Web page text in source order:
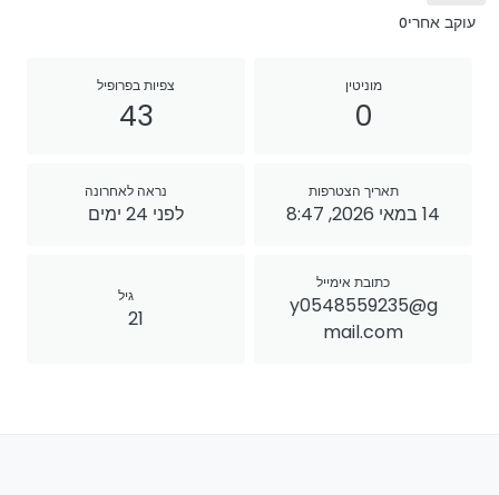
עוקב אחרי0
מוניטין
0
צפיות בפרופיל
43
תאריך הצטרפות
14 במאי 2026, 8:47
נראה לאחרונה
לפני 24 ימים
כתובת אימייל
y0548559235@g
mail.com
גיל
21